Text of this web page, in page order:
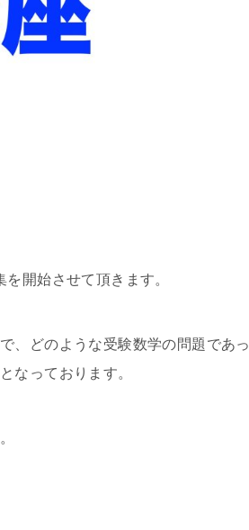
開始させて頂きます。
、どのような受験数学の問題であっ
なっております。